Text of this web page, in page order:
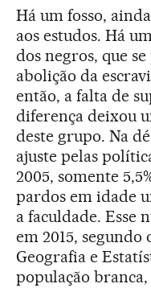
Há um fosso,
aos estudos. Há
dos negros, que
abolição da
então, a falta de
diferença deixou
deste grupo. Na
ajuste pelas
2005, somente
pardos em idade
a faculdade. Esse
em 2015,
Geografia e
população